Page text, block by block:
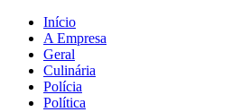
Início
A Empresa
Geral
Culinária
Polícia
Política